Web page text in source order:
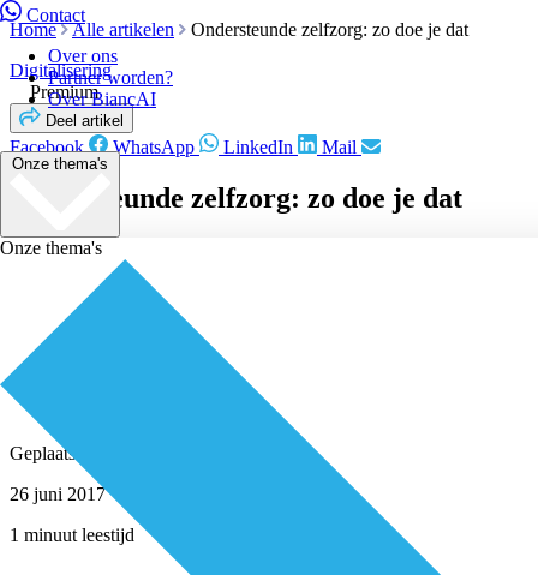
Contact
Over ons
Partner worden?
Over BiancAI
Onze thema's
Onze thema's
Home Alle artikelen
Ondersteunde zelfzorg: zo doe je dat
Digitalisering
Premium
Deel artikel
Facebook WhatsApp LinkedIn Mail
Ondersteunde zelfzorg: zo doe je dat
Geplaatst door
26 juni 2017
1 minuut leestijd